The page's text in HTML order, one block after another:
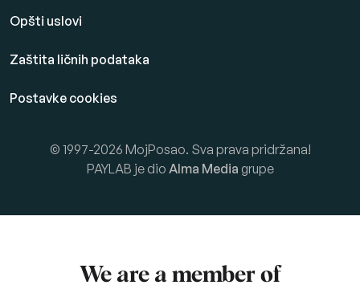
Opšti uslovi
Zaštita ličnih podataka
Postavke cookies
© 1997-2026 MojPosao. Sva prava pridržana!
PAYLAB je dio Alma Media grupe
We are a member of